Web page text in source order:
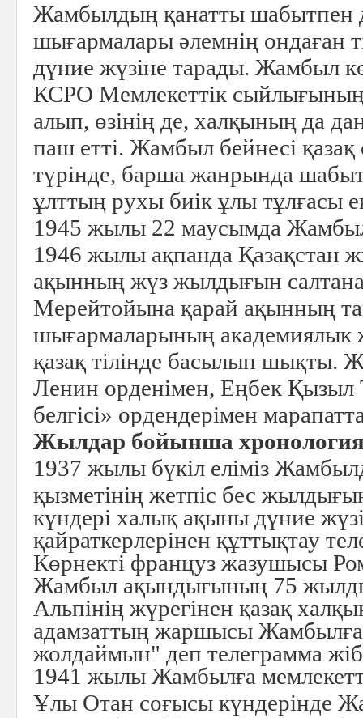
Жамбылдың қанатты шабытпен
шығармалары әлемнің ондаған
дүние жүзіне тарады. Жамбыл
КСРО Мемлекеттік сыйлығының
алып, өзінің де, халқының да
паш етті. Жамбыл бейнесі қазақ
түрінде, барша жанрында
ұлттың рухы биік ұлы тұлғасы
1945 жылы 22 маусымда
1946 жылы ақпанда Қазақстан
ақынның жүз жылдығын
Мерейтойына қарай ақынның
шығармаларының академиялык
қазақ тілінде басылып шықты.
Ленин орденімен, Еңбек
белгісі» ордендерімен
Жылдар бойынша
1937 жылы бүкіл еліміз
қызметінің жетпіс бес
күндері халық ақыны дүние
қайраткерлерінен құттықтау
Көрнекті француз жазушысы
Жамбыл ақындығының 75
Альпінің жүрегінен қазақ
адамзаттың жаршысы
жолдаймын" деп телеграмма
1941 жылы Жамбылға
Ұлы Отан соғысы күндерінде